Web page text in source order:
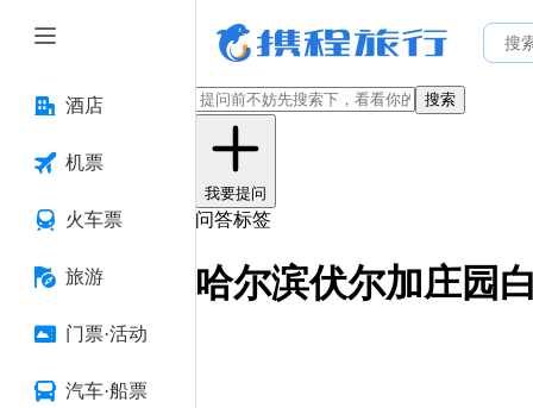
酒店
机票
火车票
旅游
门票·活动
汽车·船票
搜索
我要提问
问答标签
哈尔滨伏尔加庄园